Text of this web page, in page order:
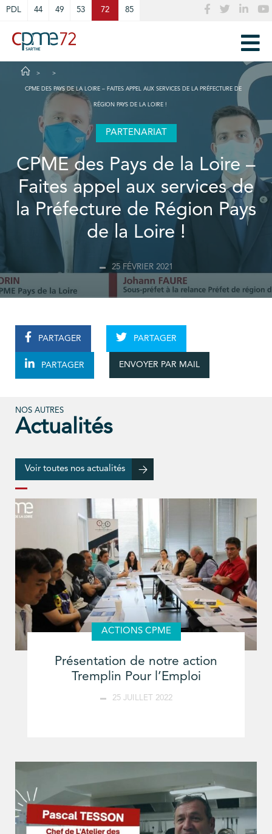
PDL 44 49 53 72 85
CPME DES PAYS DE LA LOIRE – FAITES APPEL AUX SERVICES DE LA PRÉFECTURE DE
RÉGION PAYS DE LA LOIRE !
PARTENARIAT
CPME des Pays de la Loire –
Faites appel aux services de
la Préfecture de Région Pays
de la Loire !
25 FÉVRIER 2021
PARTAGER PARTAGER
PARTAGER ENVOYER PAR MAIL
NOS AUTRES
Actualités
Voir toutes nos actualités
ACTIONS CPME
Présentation de notre action
Tremplin Pour l’Emploi
25 JUILLET 2022
Cookies management panel